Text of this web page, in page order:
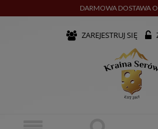
DARMOWA DOSTAWA
ZAREJESTRUJ SIĘ